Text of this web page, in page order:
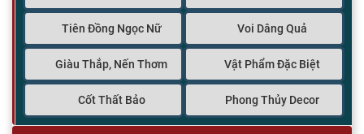
Tiên Đồng Ngọc Nữ Voi Dâng Quả
Giàu Thắp, Nến Thơm Vật Phẩm Đặc Biệt
Cốt Thất Bảo Phong Thủy Decor